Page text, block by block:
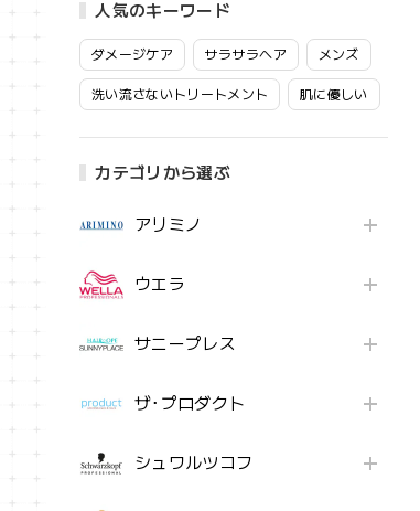
人気のキーワード
ダメージケア サラサラヘア メンズ
洗い流さないトリートメント 肌に優しい
カテゴリから選ぶ
アリミノ
ウエラ
サニープレス
ザ･プロダクト
シュワルツコフ